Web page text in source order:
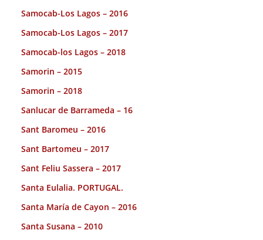
Samocab-Los Lagos – 2016
Samocab-Los Lagos – 2017
Samocab-los Lagos – 2018
Samorin – 2015
Samorin – 2018
Sanlucar de Barrameda – 16
Sant Baromeu – 2016
Sant Bartomeu – 2017
Sant Feliu Sassera – 2017
Santa Eulalia. PORTUGAL.
Santa María de Cayon – 2016
Santa Susana – 2010